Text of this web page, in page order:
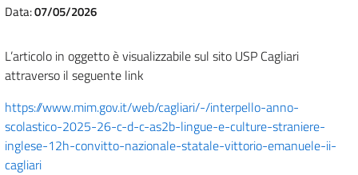
Data:07/05/2026
L’articolo in oggetto è visualizzabile sul sito USP Cagliari
attraverso il seguente link
https://www.mim.gov.it/web/cagliari/-/interpello-anno-
scolastico-2025-26-c-d-c-as2b-lingue-e-culture-straniere-
inglese-12h-convitto-nazionale-statale-vittorio-emanuele-ii-
cagliari